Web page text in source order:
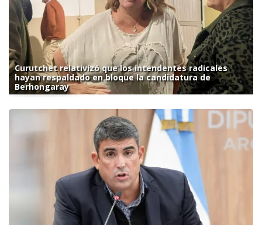
Curutchet relativizó que los intendentes radicales
hayan respaldado en bloque la candidatura de
Berhongaray